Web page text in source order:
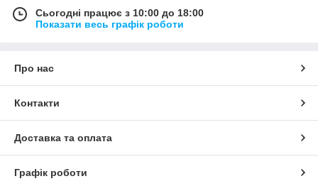
Сьогодні працює з 10:00 до 18:00
Показати весь графік роботи
Про нас
Контакти
Доставка та оплата
Графік роботи